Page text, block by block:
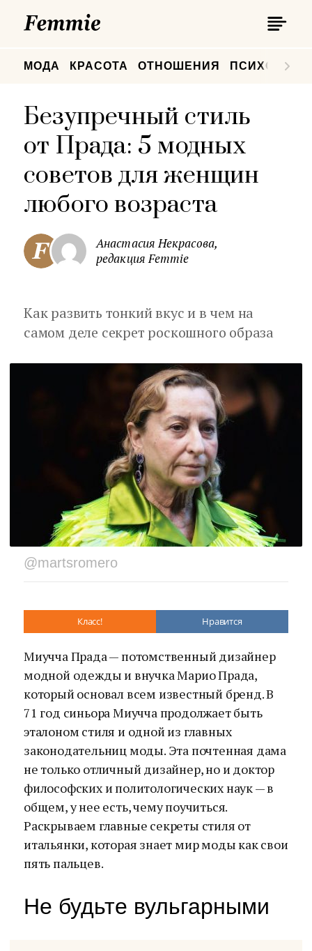
МОДА КРАСОТА ОТНОШЕНИЯ
Безупречный стиль
от Прада: 5 модных
советов для женщин
любого возраста
Анастасия Некрасова,
редакция Femmie
Как развить тонкий вкус и в чем на
самом деле секрет роскошного образа
@martsromero
Класс! Нравится
Миучча Прада — потомственный дизайнер
модной одежды и внучка Марио Прада,
который основал всем известный бренд. В
71 год синьора Миучча продолжает быть
эталоном стиля и одной из главных
законодательниц моды. Эта почтенная дама
не только отличный дизайнер, но и доктор
философских и политологических наук — в
общем, у нее есть, чему поучиться.
Раскрываем главные секреты стиля от
итальянки, которая знает мир моды как свои
пять пальцев.
Не будьте вульгарными